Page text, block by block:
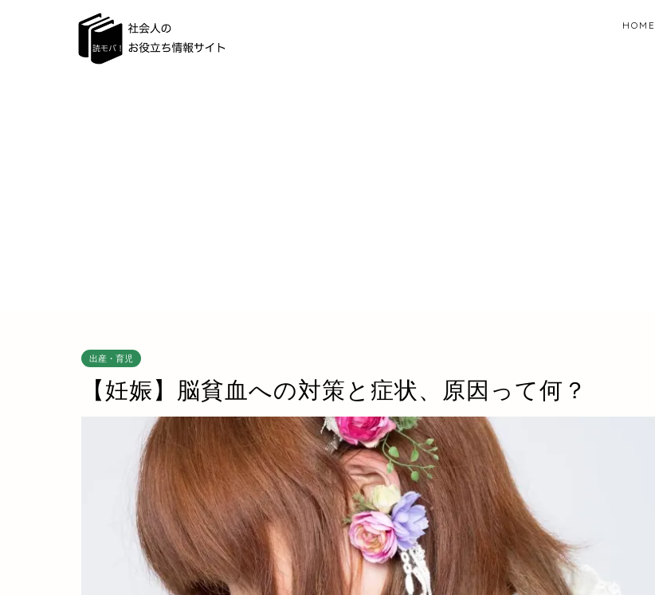
HOME
出産・育児
【妊娠】脳貧血への対策と症状、原因って何？